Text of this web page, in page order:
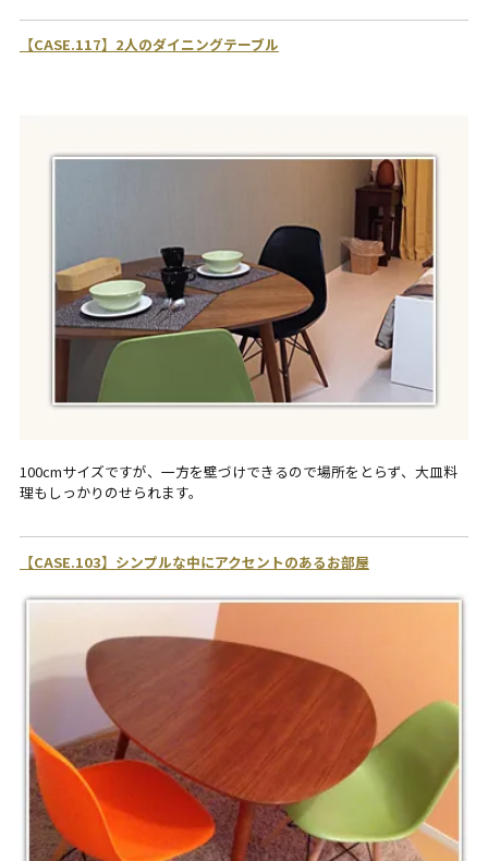
【CASE.117】2人のダイニングテーブル
100cmサイズですが、一方を壁づけできるので場所をとらず、大皿料
理もしっかりのせられます。
【CASE.103】シンプルな中にアクセントのあるお部屋